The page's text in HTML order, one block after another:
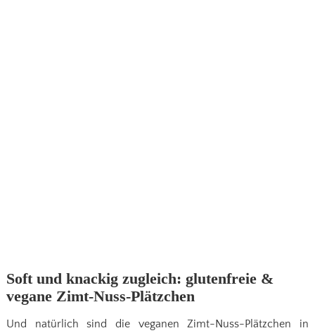
Soft und knackig zugleich: glutenfreie &
vegane Zimt-Nuss-Plätzchen
Und natürlich sind die veganen Zimt-Nuss-Plätzchen in